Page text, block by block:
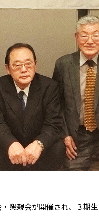
親会が開催され、３期